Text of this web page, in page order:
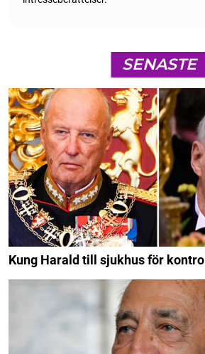
SENASTE
Kung Harald till sjukhus för kontroll